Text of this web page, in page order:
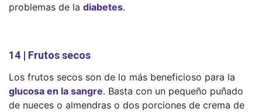
problemas de la diabetes.
14 | Frutos secos
Los frutos secos son de lo más beneficioso para la
glucosa en la sangre. Basta con un pequeño puñado
de nueces o almendras o dos porciones de crema de